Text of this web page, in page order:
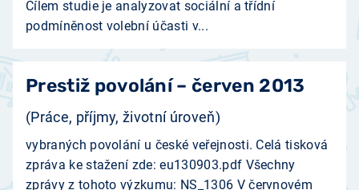
Cílem studie je analyzovat sociální a třídní
podmíněnost volební účasti v...
Prestiž povolání – červen 2013
(Práce, příjmy, životní úroveň)
vybraných povolání u české veřejnosti. Celá tisková
zpráva ke stažení zde: eu130903.pdf Všechny
zprávy z tohoto výzkumu: NS_1306 V červnovém